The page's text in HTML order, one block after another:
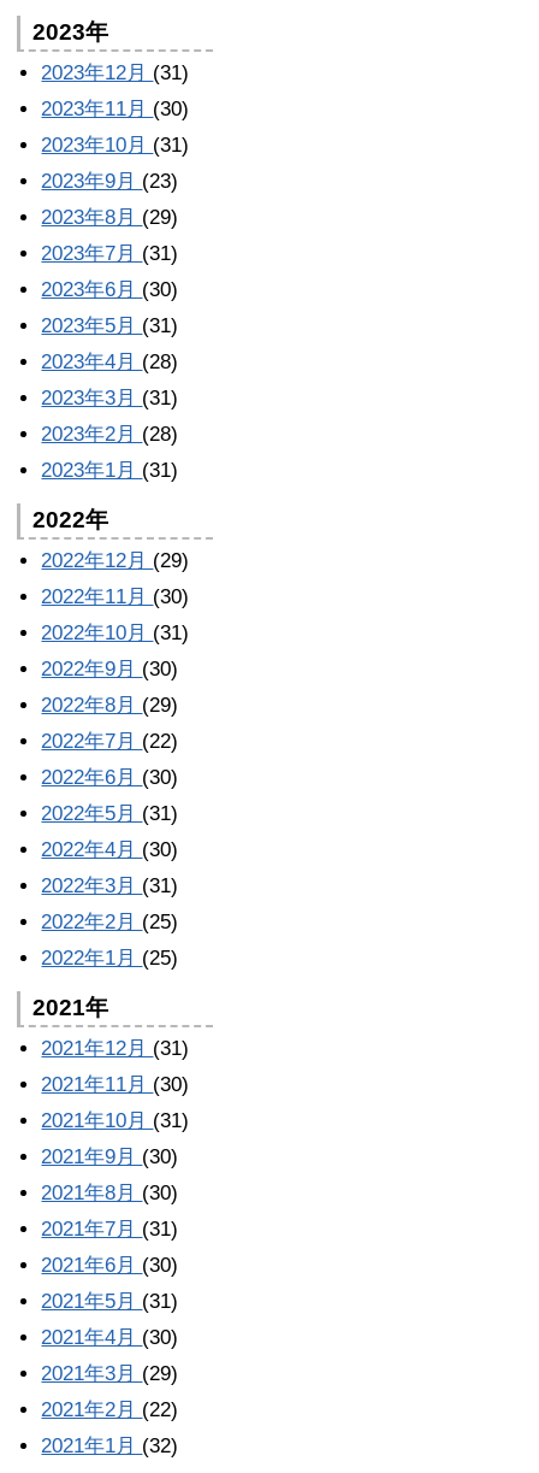
2023年
2023年12月 (31)
2023年11月 (30)
2023年10月 (31)
2023年9月 (23)
2023年8月 (29)
2023年7月 (31)
2023年6月 (30)
2023年5月 (31)
2023年4月 (28)
2023年3月 (31)
2023年2月 (28)
2023年1月 (31)
2022年
2022年12月 (29)
2022年11月 (30)
2022年10月 (31)
2022年9月 (30)
2022年8月 (29)
2022年7月 (22)
2022年6月 (30)
2022年5月 (31)
2022年4月 (30)
2022年3月 (31)
2022年2月 (25)
2022年1月 (25)
2021年
2021年12月 (31)
2021年11月 (30)
2021年10月 (31)
2021年9月 (30)
2021年8月 (30)
2021年7月 (31)
2021年6月 (30)
2021年5月 (31)
2021年4月 (30)
2021年3月 (29)
2021年2月 (22)
2021年1月 (32)